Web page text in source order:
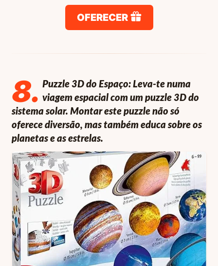
OFERECER
8. Puzzle 3D do Espaço: Leva-te numa
viagem espacial com um puzzle 3D do
sistema solar. Montar este puzzle não só
oferece diversão, mas também educa sobre os
planetas e as estrelas.